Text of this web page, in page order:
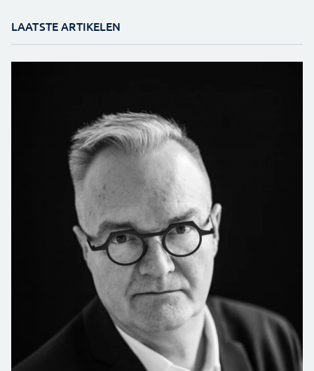
LAATSTE ARTIKELEN